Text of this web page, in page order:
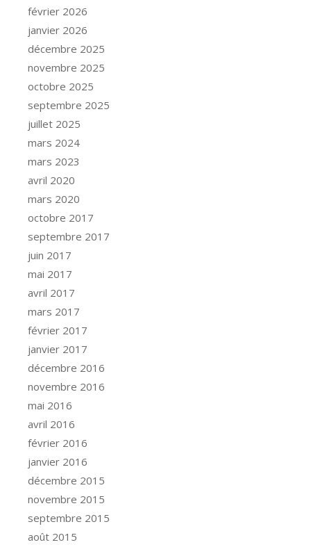
février 2026
janvier 2026
décembre 2025
novembre 2025
octobre 2025
septembre 2025
juillet 2025
mars 2024
mars 2023
avril 2020
mars 2020
octobre 2017
septembre 2017
juin 2017
mai 2017
avril 2017
mars 2017
février 2017
janvier 2017
décembre 2016
novembre 2016
mai 2016
avril 2016
février 2016
janvier 2016
décembre 2015
novembre 2015
septembre 2015
août 2015